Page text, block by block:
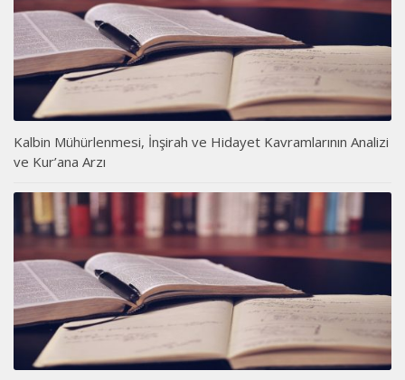
Kalbin Mühürlenmesi, İnşirah ve Hidayet Kavramlarının Analizi
ve Kur’ana Arzı